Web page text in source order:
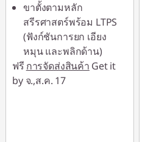
ขาตั้งตามหลัก
สรีรศาสตร์พร้อม LTPS
(ฟังก์ชันการยก เอียง
หมุน และพลิกด้าน)
ฟรี การจัดส่งสินค้า Get it
by จ.,ส.ค. 17